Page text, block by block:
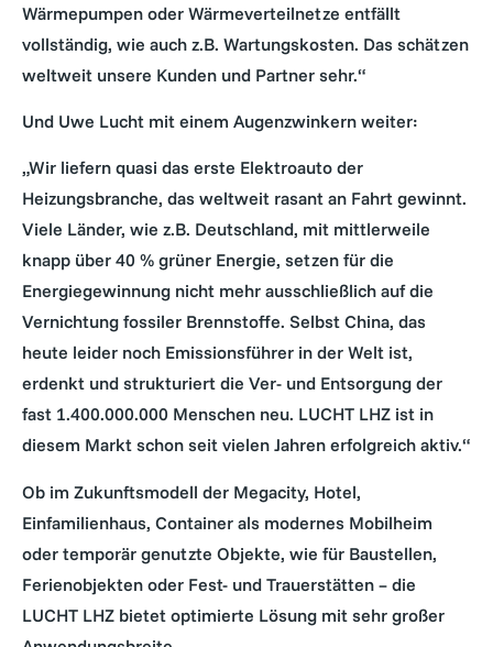
Wärmepumpen oder Wärmeverteilnetze entfällt
vollständig, wie auch z.B. Wartungskosten. Das schätzen
weltweit unsere Kunden und Partner sehr.“
Und Uwe Lucht mit einem Augenzwinkern weiter:
„Wir liefern quasi das erste Elektroauto der
Heizungsbranche, das weltweit rasant an Fahrt gewinnt.
Viele Länder, wie z.B. Deutschland, mit mittlerweile
knapp über 40 % grüner Energie, setzen für die
Energiegewinnung nicht mehr ausschließlich auf die
Vernichtung fossiler Brennstoffe. Selbst China, das
heute leider noch Emissionsführer in der Welt ist,
erdenkt und strukturiert die Ver- und Entsorgung der
fast 1.400.000.000 Menschen neu. LUCHT LHZ ist in
diesem Markt schon seit vielen Jahren erfolgreich aktiv.“
Ob im Zukunftsmodell der Megacity, Hotel,
Einfamilienhaus, Container als modernes Mobilheim
oder temporär genutzte Objekte, wie für Baustellen,
Ferienobjekten oder Fest- und Trauerstätten – die
LUCHT LHZ bietet optimierte Lösung mit sehr großer